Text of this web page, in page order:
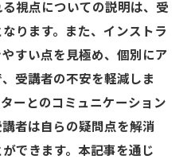
視点についての説明は、受
ります。また、インストラ
すい点を見極め、個別にア
受講者の不安を軽減しま
ーとのコミュニケーション
者は自らの疑問点を解消
できます。本記事を通じ